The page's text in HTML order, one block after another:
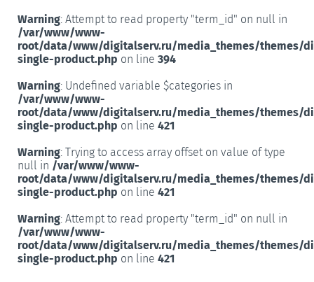
Warning: Attempt to read property "term_id" on null in
/var/www/www-
root/data/www/digitalserv.ru/media_themes/themes/
single-product.php on line 394
Warning: Undefined variable $categories in
/var/www/www-
root/data/www/digitalserv.ru/media_themes/themes/
single-product.php on line 421
Warning: Trying to access array offset on value of type
null in /var/www/www-
root/data/www/digitalserv.ru/media_themes/themes/
single-product.php on line 421
Warning: Attempt to read property "term_id" on null in
/var/www/www-
root/data/www/digitalserv.ru/media_themes/themes/
single-product.php on line 421